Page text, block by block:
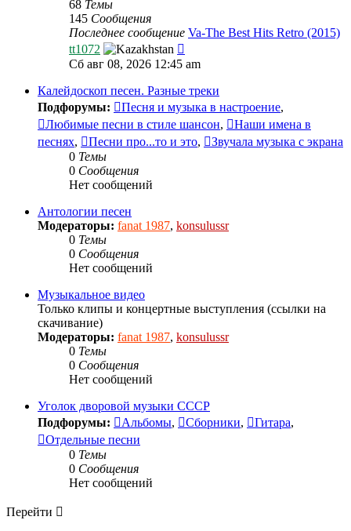
68 Темы
145 Сообщения
Последнее сообщение Va-The Best Hits Retro (2015)
tt1072
к
сообщению
Сб авг 08, 2026 12:45 am
Калейдоскоп песен. Разные треки
Подфорумы:
Песня и музыка в настроение,
Любимые песни в стиле шансон,
Наши имена в
песнях, Песни про...то и это,
Звучала музыка с экрана
0 Темы
0 Сообщения
Нет сообщений
Антологии песен
Модераторы: fanat 1987, konsulussr
0 Темы
0 Сообщения
Нет сообщений
Музыкальное видео
Только клипы и концертные выступления (ссылки на
скачивание)
Модераторы: fanat 1987, konsulussr
0 Темы
0 Сообщения
Нет сообщений
Уголок дворовой музыки СССР
Подфорумы:
Альбомы, Сборники, Гитара,
Отдельные песни
0 Темы
0 Сообщения
Нет сообщений
Перейти